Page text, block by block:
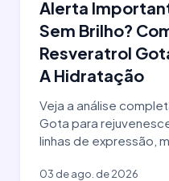
Alerta
Sem Brilho?
Resveratrol
A Hidratação
Veja a análise
Gota para
linhas de expressão,
03 de ago. de 2026